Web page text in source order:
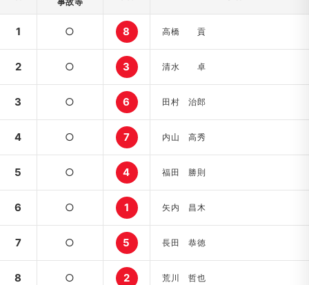
1 ○ 8 高橋 貢
2 ○ 3 清水 卓
3 ○ 6 田村 治郎
4 ○ 7 内山 高秀
5 ○ 4 福田 勝則
6 ○ 1 矢内 昌木
7 ○ 5 長田 恭徳
8 ○ 2 荒川 哲也